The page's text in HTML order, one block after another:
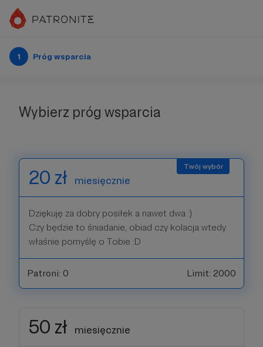
1 Próg wsparcia
Wybierz próg wsparcia
20 zł miesięcznie
Dziękuję za dobry posiłek a nawet dwa :)
Czy będzie to śniadanie, obiad czy kolacja wtedy
właśnie pomyślę o Tobie :D
Patroni: 0 Limit: 2000
50 zł miesięcznie